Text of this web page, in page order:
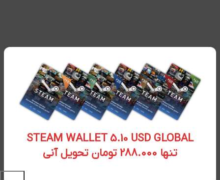
STEAM WALLET 5.10 USD GLOBAL
تنها 288.000 تومان تحویل آنی